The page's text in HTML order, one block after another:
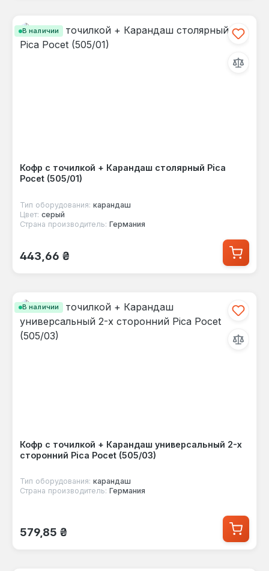
В наличии
Кофр с точилкой + Карандаш столярный Pica
Pocet (505/01)
Тип оборудования: карандаш
Цвет: серый
Страна производитель: Германия
Обычная цена:
443,66 ₴
В наличии
Кофр с точилкой + Карандаш универсальный 2-х
сторонний Pica Pocet (505/03)
Тип оборудования: карандаш
Страна производитель: Германия
Обычная цена:
579,85 ₴